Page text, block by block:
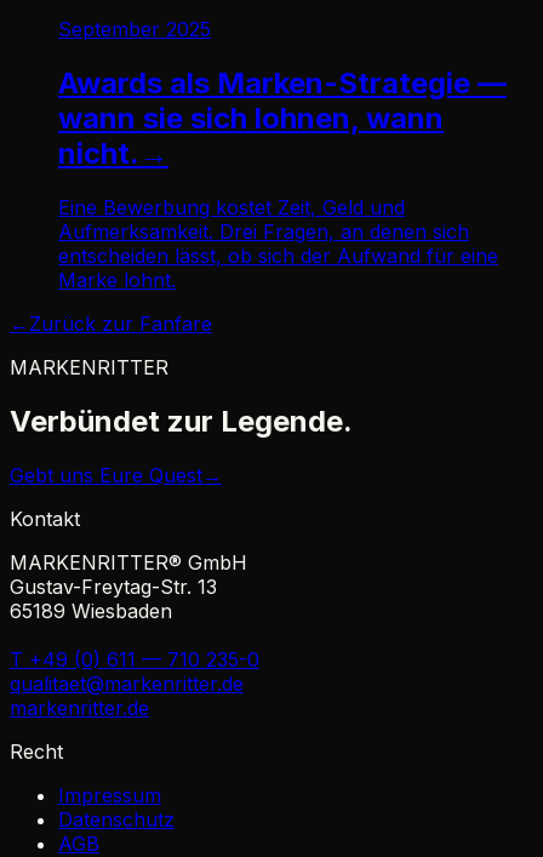
September 2025
Awards als Marken-Strategie —
wann sie sich lohnen, wann
nicht. →
Eine Bewerbung kostet Zeit, Geld und
Aufmerksamkeit. Drei Fragen, an denen sich
entscheiden lässt, ob sich der Aufwand für eine
Marke lohnt.
← Zurück zur Fanfare
MARKENRITTER
Verbündet zur Legende.
Gebt uns Eure Quest→
Kontakt
MARKENRITTER® GmbH
Gustav-Freytag-Str. 13
65189 Wiesbaden
T +49 (0) 611 — 710 235-0
qualitaet@markenritter.de
markenritter.de
Recht
Impressum
Datenschutz
AGB